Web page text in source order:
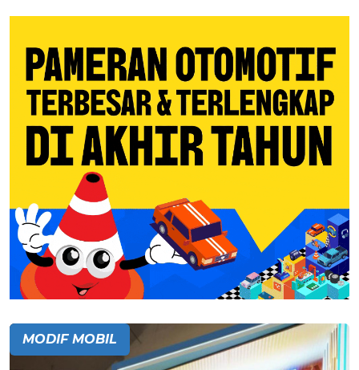
MODIF MOBIL